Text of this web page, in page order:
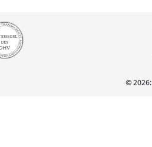
© 2026: